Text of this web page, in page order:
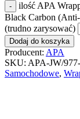
ilość APA
Black Carbon
(trudno zarysować)
Dodaj do koszyka
Producent: APA
SKU: APA-JW/
Samochodowe,